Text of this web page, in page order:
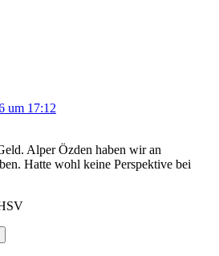
um 17:12
Alper Özden haben wir an
Hatte wohl keine Perspektive bei